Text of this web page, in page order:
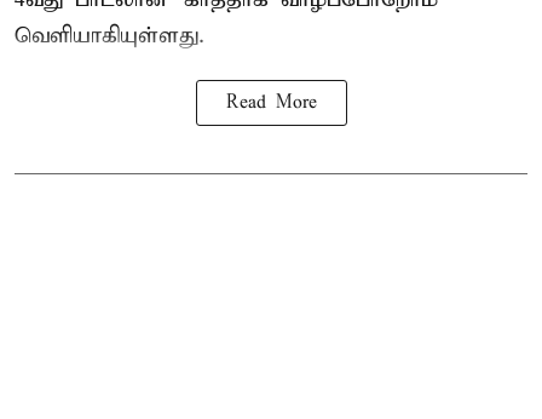
வெளியாகியுள்ளது.
Read More